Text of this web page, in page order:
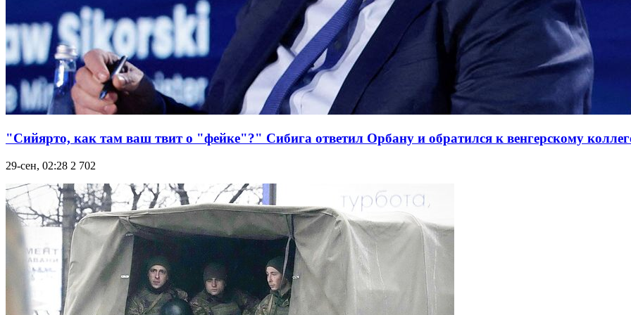
"Сийярто, как там ваш твит о "фейке"?" Сибига ответил Орбану и обратился к венгерскому
29-сен, 02:28 2 702